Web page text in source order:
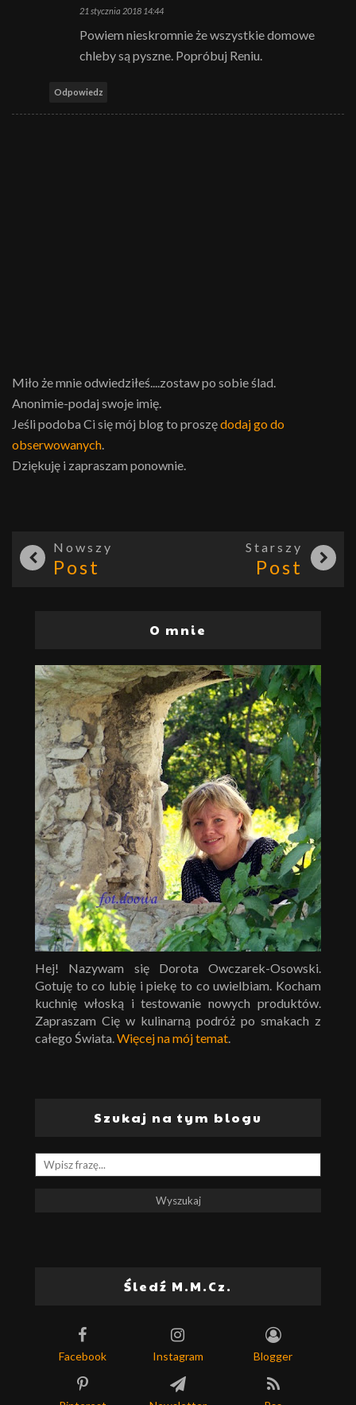
21 stycznia 2018 14:44
Powiem nieskromnie że wszystkie domowe
chleby są pyszne. Popróbuj Reniu.
Odpowiedz
Miło że mnie odwiedziłeś....zostaw po sobie ślad.
Anonimie-podaj swoje imię.
Jeśli podoba Ci się mój blog to proszędodaj go do
obserwowanych
Dziękuję i zapraszam ponownie.
Nowszy
Post
Starszy
Post
O mnie
Hej! Nazywam się Dorota Owczarek-Osowski.
Gotuję to co lubię i piekę to co uwielbiam. Kocham
kuchnię włoską i testowanie nowych produktów.
Zapraszam Cię w kulinarną podróż po smakach z
całego Świata. Więcej na mój temat
Szukaj na tym blogu
Śledź M.M.Cz.
Facebook Instagram Blogger